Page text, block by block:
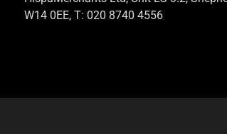
W14 0EE, T: 020 8740 4556